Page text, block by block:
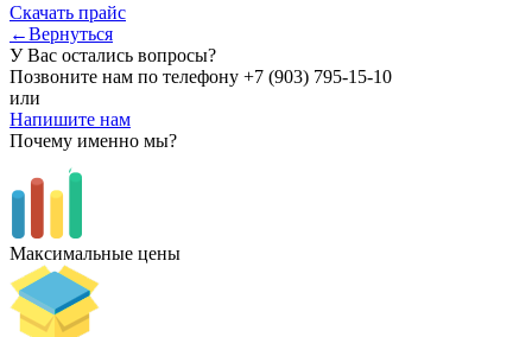
Скачать прайс
←Вернуться
У Вас остались вопросы?
Позвоните нам по телефону +7 (903) 795-15-10
или
Напишите нам
Почему именно мы?
Максимальные цены